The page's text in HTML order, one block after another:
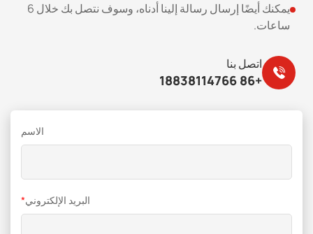
يمكنك أيضًا إرسال رسالة إلينا أدناه، وسوف نتصل بك خلال 6
ساعات.
اتصل بنا
+86 18838114766
الاسم
*البريد الإلكتروني